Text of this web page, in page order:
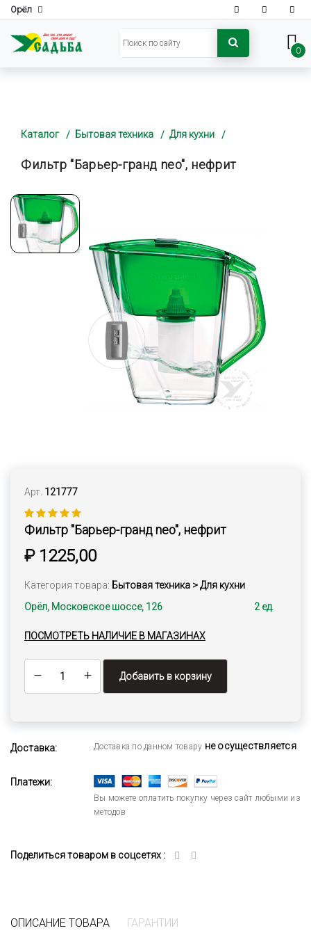
Орёл
0
Каталог Бытовая техника Для кухни
Фильтр "Барьер-гранд neo", нефрит
Арт. 121777
Фильтр "Барьер-гранд neo", нефрит
₽ 1225,00
Категория товара: Бытовая техника > Для кухни
Орёл, Московское шоссе, 126
2 ед.
ПОСМОТРЕТЬ НАЛИЧИЕ В МАГАЗИНАХ
Добавить в корзину
Доставка: Доставка по данном товару не осуществляется
Платежи:
Вы можете оплатить покупку через сайт любыми из
методов
Поделиться товаром в соцсетях :
ОПИСАНИЕ ТОВАРА ГАРАНТИИ